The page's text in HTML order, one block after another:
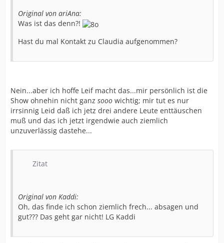
Original von ariAna:
Was ist das denn?!
Hast du mal Kontakt zu Claudia aufgenommen?
Nein...aber ich hoffe Leif macht das...mir persönlich ist die
Show ohnehin nicht ganz sooo wichtig; mir tut es nur
irrsinnig Leid daß ich jetz drei andere Leute enttäuschen
muß und das ich jetzt irgendwie auch ziemlich
unzuverlässig dastehe...
Zitat
Original von Kaddi:
Oh, das finde ich schon ziemlich frech... absagen und
gut??? Das geht gar nicht! LG Kaddi